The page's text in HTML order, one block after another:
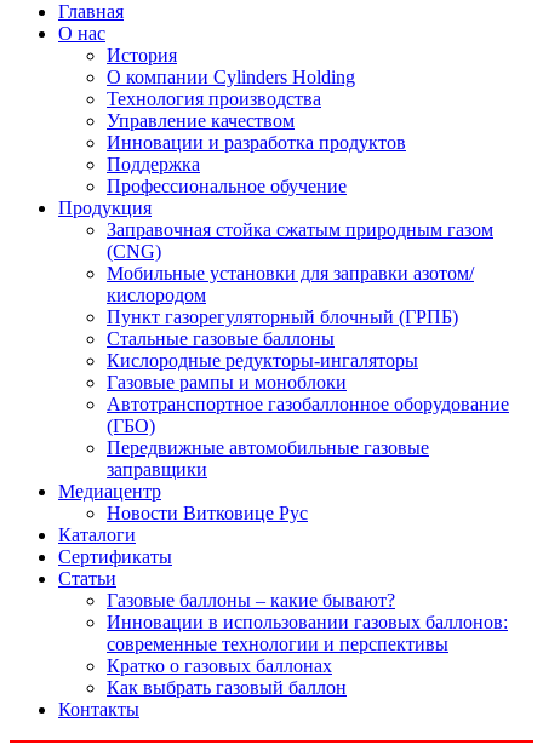
Главная
О нас
История
О компании Cylinders Holding
Технология производства
Управление качеством
Инновации и разработка продуктов
Поддержка
Профессиональное обучение
Продукция
Заправочная стойка сжатым природным газом
(CNG)
Мобильные установки для заправки азотом/
кислородом
Пункт газорегуляторный блочный (ГРПБ)
Стальные газовые баллоны
Кислородные редукторы-ингаляторы
Газовые рампы и моноблоки
Автотранспортное газобаллонное оборудование
(ГБО)
Передвижные автомобильные газовые
заправщики
Медиацентр
Новости Витковице Рус
Каталоги
Сертификаты
Статьи
Газовые баллоны – какие бывают?
Инновации в использовании газовых баллонов:
современные технологии и перспективы
Кратко о газовых баллонах
Как выбрать газовый баллон
Контакты